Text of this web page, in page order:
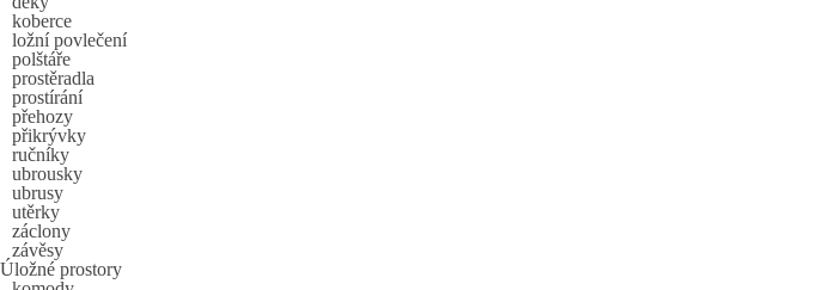
koberce
ložní povlečení
polštáře
prostěradla
prostírání
přehozy
přikrývky
ručníky
ubrousky
ubrusy
utěrky
záclony
závěsy
Úložné prostory